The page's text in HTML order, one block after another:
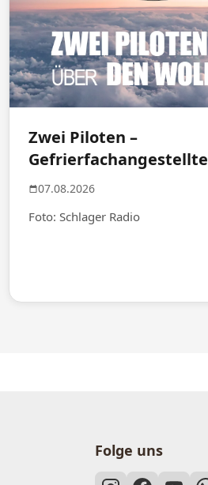
Zwei Piloten –
Gefrierfachangestellte
07.08.2026
Foto: Schlager Radio
Folge uns